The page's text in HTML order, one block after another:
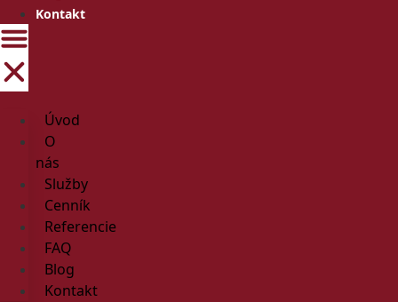
Kontakt
Úvod
O
nás
Služby
Cenník
Referencie
FAQ
Blog
Kontakt